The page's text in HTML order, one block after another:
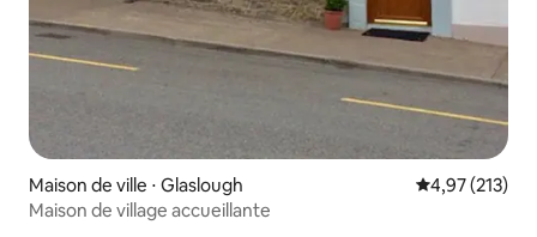
Maison de ville ⋅ Glaslough Évaluation
4,97 (213)
Maison de village accueillante